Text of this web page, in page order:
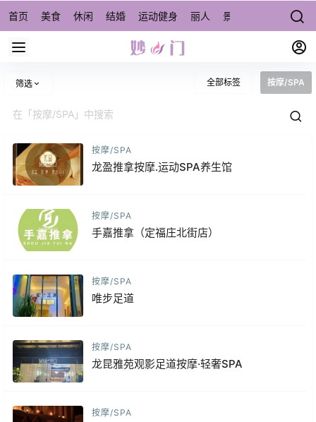
首页 美食 休闲 结婚 运动健身 丽人 景点/周边游 宠物
筛选 全部标签 按摩/SPA
按摩/SPA
龙盈推拿按摩.运动SPA养生馆
按摩/SPA
手嘉推拿（定福庄北街店）
按摩/SPA
唯步足道
按摩/SPA
龙昆雅苑观影足道按摩·轻奢SPA
按摩/SPA